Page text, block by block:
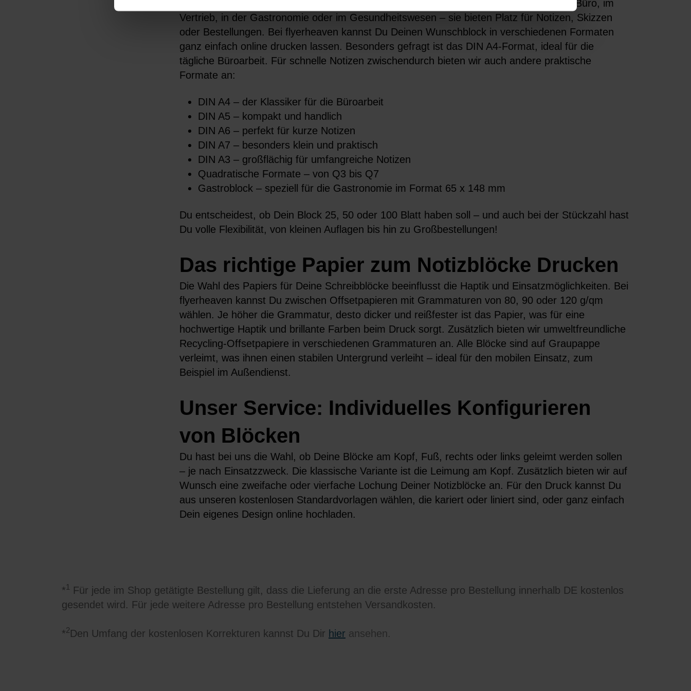
Unsere individuell gestaltbaren Blöcke sind vielseitige Helfer in vielen Branchen: Ob im Büro, im
Vertrieb, in der Gastronomie oder im Gesundheitswesen – sie bieten Platz für Notizen, Skizzen
oder Bestellungen. Bei flyerheaven kannst Du Deinen Wunschblock in verschiedenen Formaten
ganz einfach online drucken lassen. Besonders gefragt ist das DIN A4-Format, ideal für die
tägliche Büroarbeit. Für schnelle Notizen zwischendurch bieten wir auch andere praktische
Formate an:
DIN A4 – der Klassiker für die Büroarbeit
DIN A5 – kompakt und handlich
DIN A6 – perfekt für kurze Notizen
DIN A7 – besonders klein und praktisch
DIN A3 – großflächig für umfangreiche Notizen
Quadratische Formate – von Q3 bis Q7
Gastroblock – speziell für die Gastronomie im Format 65 x 148 mm
Du entscheidest, ob Dein Block 25, 50 oder 100 Blatt haben soll – und auch bei der Stückzahl hast
Du volle Flexibilität, von kleinen Auflagen bis hin zu Großbestellungen!
Das richtige Papier zum Notizblöcke Drucken
Die Wahl des Papiers für Deine Schreibblöcke beeinflusst die Haptik und Einsatzmöglichkeiten. Bei
flyerheaven kannst Du zwischen Offsetpapieren mit Grammaturen von 80, 90 oder 120 g/qm
wählen. Je höher die Grammatur, desto dicker und reißfester ist das Papier, was für eine
hochwertige Haptik und brillante Farben beim Druck sorgt. Zusätzlich bieten wir umweltfreundliche
Recycling-Offsetpapiere in verschiedenen Grammaturen an. Alle Blöcke sind auf Graupappe
verleimt, was ihnen einen stabilen Untergrund verleiht – ideal für den mobilen Einsatz, zum
Beispiel im Außendienst.
Unser Service: Individuelles Konfigurieren
von Blöcken
Du hast bei uns die Wahl, ob Deine Blöcke am Kopf, Fuß, rechts oder links geleimt werden sollen
– je nach Einsatzzweck. Die klassische Variante ist die Leimung am Kopf. Zusätzlich bieten wir auf
Wunsch eine zweifache oder vierfache Lochung Deiner Notizblöcke an. Für den Druck kannst Du
aus unseren kostenlosen Standardvorlagen wählen, die kariert oder liniert sind, oder ganz einfach
Dein eigenes Design online hochladen.
*1
Für jede im Shop getätigte Bestellung gilt, dass die Lieferung an die erste Adresse pro Bestellung innerhalb DE kostenlos
gesendet wird. Für jede weitere Adresse pro Bestellung entstehen Versandkosten.
*2Den Umfang der kostenlosen Korrekturen kannst Du Dir hier ansehen.